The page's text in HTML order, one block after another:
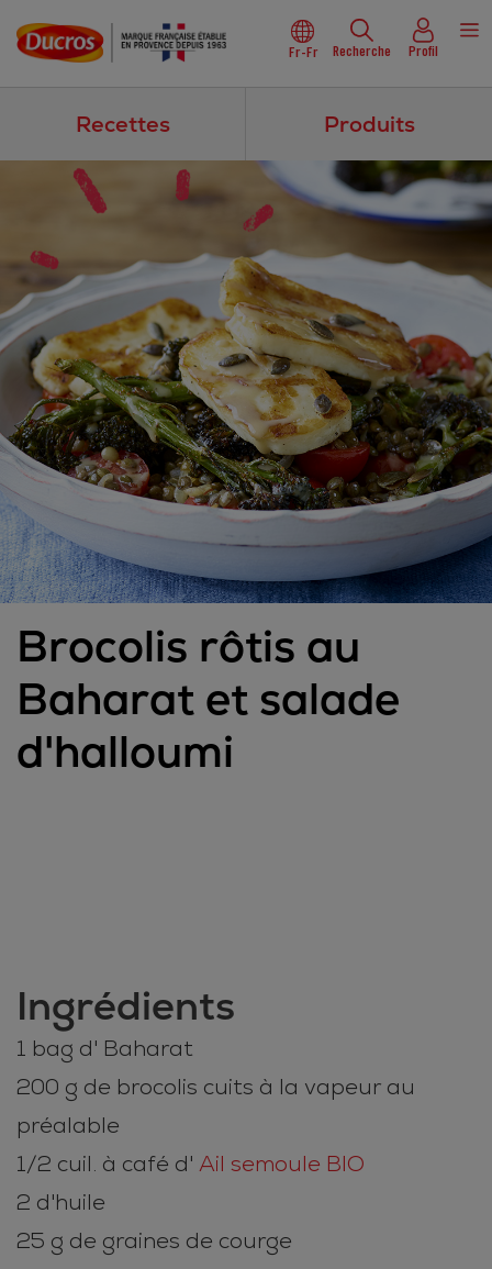
Fr-Fr Recherche Profil
Recettes Produits
Brocolis rôtis au
Baharat et salade
d'halloumi
Ingrédients
1 bag d' Baharat
200 g de brocolis cuits à la vapeur au
préalable
1/2 cuil. à café d' Ail semoule BIO
2 d'huile
25 g de graines de courge